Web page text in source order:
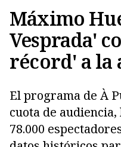
Máximo
Vesprada'
récord' a la
El programa de À
cuota de
78.000